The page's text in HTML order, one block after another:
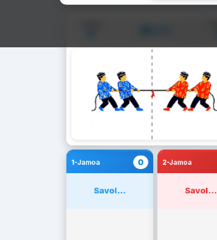
1-Jamoa 0
Savol...
2-Jamoa
Savol...